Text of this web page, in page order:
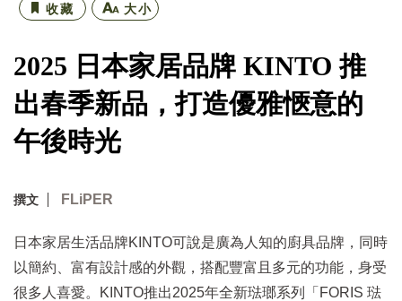
收藏 大小
2025 日本家居品牌 KINTO 推
出春季新品，打造優雅愜意的
午後時光
撰文 FLiPER
日本家居生活品牌KINTO可說是廣為人知的廚具品牌，同時
以簡約、富有設計感的外觀，搭配豐富且多元的功能，身受
很多人喜愛。KINTO推出2025年全新琺瑯系列「FORIS 琺